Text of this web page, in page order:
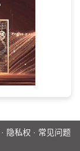
· 隐私权 · 常见问题